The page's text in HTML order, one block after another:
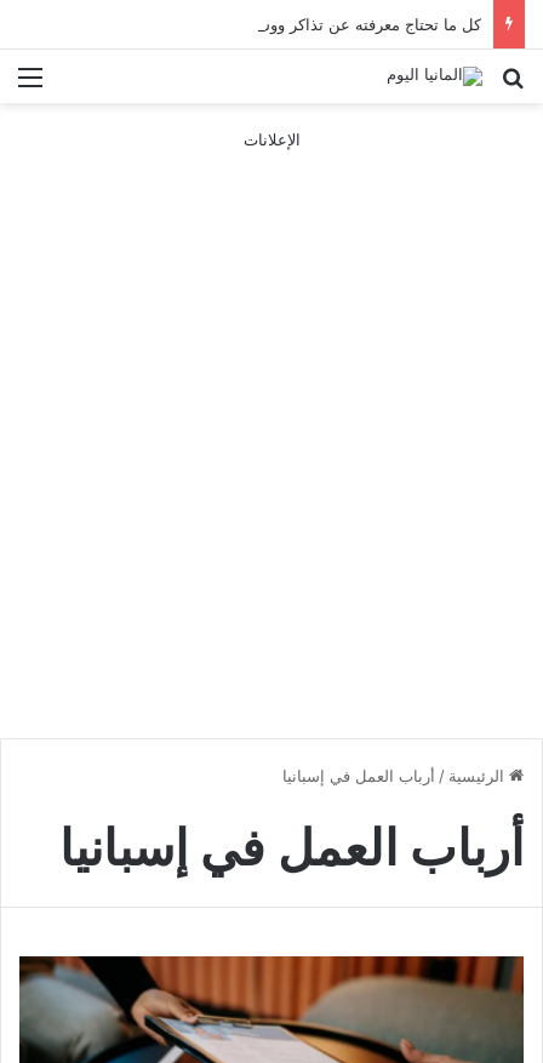
كل ما تحتاج معرفته عن تذاكر ووسائل النقل في باريس 2025
بحث عن
الإعلانات
الرئيسية / أرباب العمل في إسبانيا
أرباب العمل في إسبانيا